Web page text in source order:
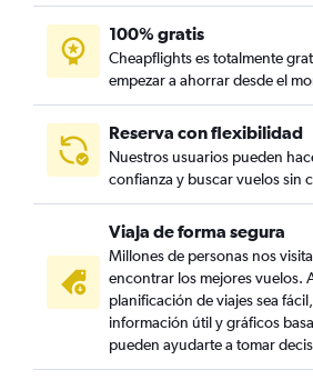
100% gratis
Cheapflights es totalmente
empezar a ahorrar desde el
Reserva con flexibilidad
Nuestros usuarios pueden
confianza y buscar vuelos sin
Viaja de forma segura
Millones de personas nos
encontrar los mejores vuelos.
planificación de viajes sea
información útil y gráficos
pueden ayudarte a tomar